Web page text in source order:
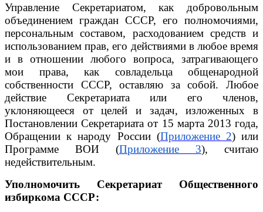
Управление Секретариатом, как добровольным
объединением граждан СССР, его полномочиями,
персональным составом, расходованием средств и
использованием прав, его действиями в любое время
и в отношении любого вопроса, затрагивающего
мои права, как совладельца общенародной
собственности СССР, оставляю за собой. Любое
действие Секретариата или его членов,
уклоняющееся от целей и задач, изложенных в
Постановлении Секретариата от 15 марта 2013 года,
Обращении к народу России (Приложение 2) или
Программе ВОИ (Приложение 3), считаю
недействительным.
Уполномочить Секретариат Общественного
избиркома СССР: